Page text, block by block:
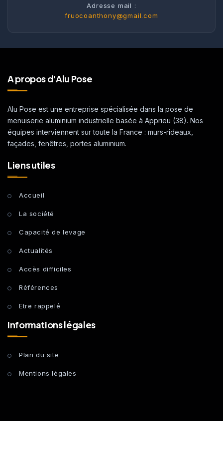
Adresse mail :
fruocoanthony@gmail.com
A propos d'Alu Pose
Alu Pose est une entreprise spécialisée dans la pose de
menuiserie aluminium industrielle basée à Apprieu (38). Nos
équipes interviennent sur toute la France : murs-rideaux,
façades, fenêtres, portes aluminium.
Liens utiles
Accueil
La société
Capacité de levage
Actualités
Accès difficiles
Références
Etre rappelé
Informations légales
Plan du site
Mentions légales